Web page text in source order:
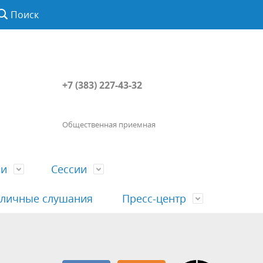
Поиск
+7 (383) 227-43-32
Общественная приемная
Сессии
гражданами
имуществе, обязательствах
слушания Пресс-центр